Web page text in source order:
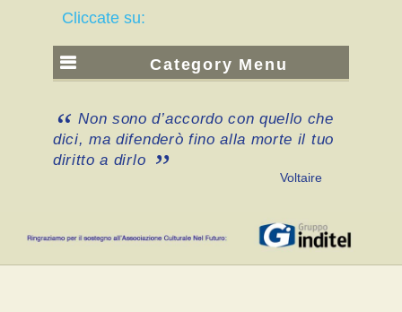
Cliccate su:
Category Menu
Non sono d’accordo con quello che
dici, ma difenderò fino alla morte il tuo
diritto a dirlo
Voltaire